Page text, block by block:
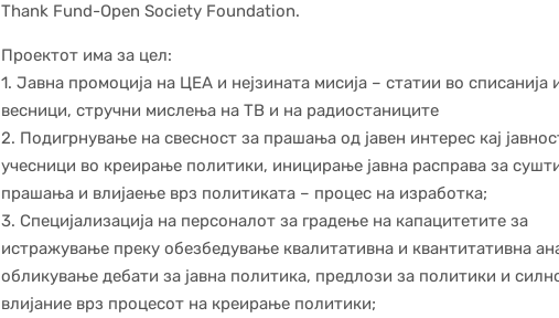
Thank Fund-Open Society Foundation.
Проектот има за цел:
1. Јавна промоција на ЦЕА и нејзината мисија – статии во списанија
весници, стручни мислења на ТВ и на радиостаниците
2. Подигрнување на свесност за прашања од јавен интерес кај
учесници во креирање политики, иницирање јавна расправа за
прашања и влијаење врз политиката – процес на изработка;
3. Специјализација на персоналот за градење на капацитетите за
истражување преку обезбедување квалитативна и квантитативна
обликување дебати за јавна политика, предлози за политики и
влијание врз процесот на креирање политики;